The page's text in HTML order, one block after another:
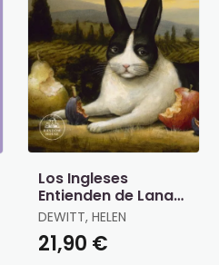
Los Ingleses
Entienden de Lana
(Y Otros Trucos)
DEWITT, HELEN
21,90 €